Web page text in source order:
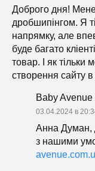
Доброго дня!
дробшипінгом. Я
напрямку, але
буде багато
товар. І як тільки
створення сайту в
Baby Avenue
03.04.2024 в
Анна Думан,
з нашими